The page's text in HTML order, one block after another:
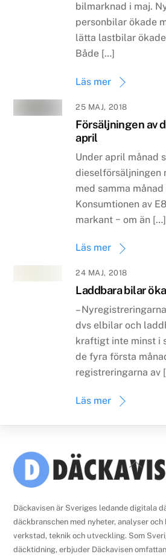
bilmarknad i maj.
personbilar ökade
lätta lastbilar
Både […]
Läs mer
25 MAJ, 2018
Försäljningen av
april
Under april månad
dieselförsäljningen
med samma
Konsumtionen av
markant − om än […]
Läs mer
24 MAJ, 2018
Laddbara bilar
–
dvs elbilar och
kraftigt inte minst i
de fyra första
registreringarna av
Läs mer
Back
To
Däckavisen är Sveriges ledande digitala
däckbranschen med nyheter, analyser
verkstad, teknik och utveckling. Som
däcktidning, erbjuder Däckavisen